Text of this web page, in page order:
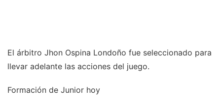
El árbitro Jhon Ospina Londoño fue seleccionado para
llevar adelante las acciones del juego.
Formación de Junior hoy